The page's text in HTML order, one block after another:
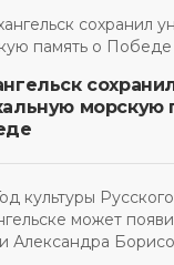
морскую